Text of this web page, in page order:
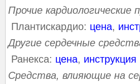
Прочие кардиологические
Плантискардио: цена,
Другие сердечные
Ранекса: цена, инструкция
Средства, влияющие на